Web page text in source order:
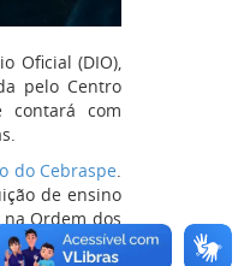
Oficial (DIO),
pelo Centro
contará com
do Cebraspe.
de ensino
Ordem dos